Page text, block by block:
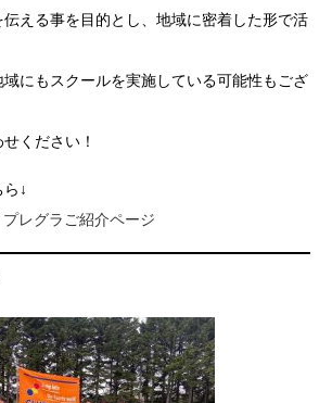
える事を目的とし、地域に密着した形で活
にもスクールを実施している可能性もござ
ください！
↓
レグラご紹介ページ